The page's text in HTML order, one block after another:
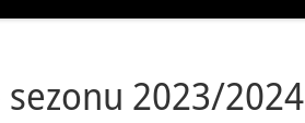
2023/2024